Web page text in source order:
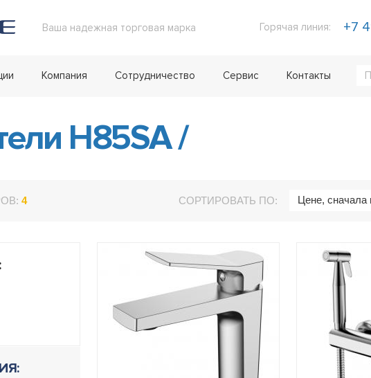
Ваша надежная торговая марка Горячая линия: +7
Компания Сотрудничество Сервис Контакты
H85SA/
4 СОРТИРОВАТЬ ПО: Цене, сначала